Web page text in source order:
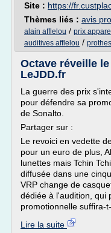
Site : https://
Thèmes liés : avis
alain afflelou / prix
auditives afflelou /
Octave réveille
LeJDD.fr
La guerre des prix
pour défendre sa
de Sonalto.
Partager sur :
Le revoici en vedette
pour un euro de plus,
lunettes mais Tchin
diffusée dans une
VRP change de
dédiée à l'audition, qui
promotionnelle suffira-
Lire la suite